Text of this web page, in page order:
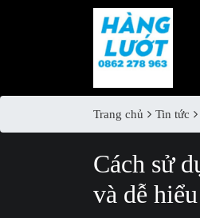
Trang chủ Tin tức
Cách sử
và dễ